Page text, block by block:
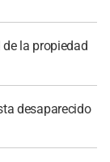
la propiedad
desaparecido